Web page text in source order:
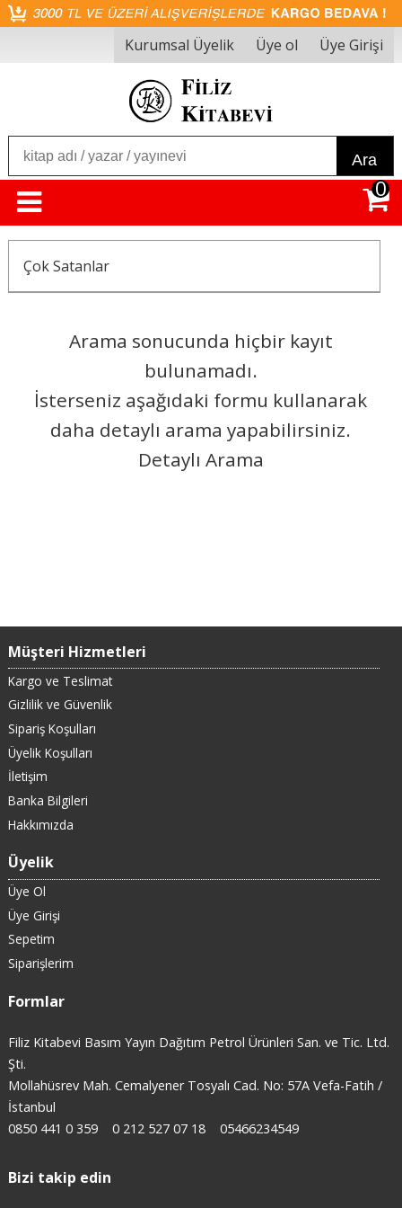
Kurumsal Üyelik Üye ol Üye Girişi
Ara
0
Çok Satanlar
Arama sonucunda hiçbir kayıt
bulunamadı.
İsterseniz aşağıdaki formu kullanarak
daha detaylı arama yapabilirsiniz.
Detaylı Arama
Müşteri Hizmetleri
Kargo ve Teslimat
Gizlilik ve Güvenlik
Sipariş Koşulları
Üyelik Koşulları
İletişim
Banka Bilgileri
Hakkımızda
Üyelik
Üye Ol
Üye Girişi
Sepetim
Siparişlerim
Formlar
Filiz Kitabevi Basım Yayın Dağıtım Petrol Ürünleri San. ve Tic. Ltd.
Şti.
Mollahüsrev Mah. Cemalyener Tosyalı Cad. No: 57A Vefa-Fatih /
İstanbul
0850 441 0 359
0 212 527 07 18 05466234549
Bizi takip edin